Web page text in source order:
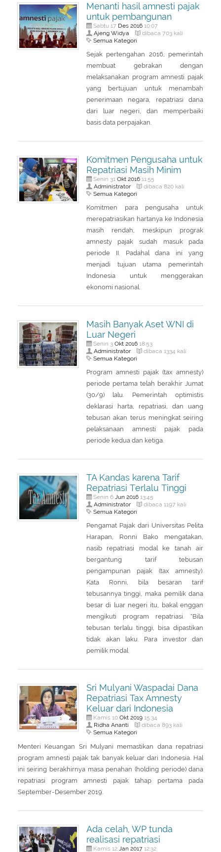
Menanti hasil amnesti pajak
untuk pembangunan
Sabtu 17 Des 201610:07
Ajeng Widya dibaca 703 kali
Semua Kategori
Sejak pertengahan 2016, pemerintah
membuat gebrakan dengan
melaksanakan program amnesti pajak
yang bertujuan untuk menambah
penerimaan negara, repatriasi dana
dari luar negeri, dan memperbaiki
basis data perpajakan.
Komitmen Pengusaha untuk
Repatriasi Masih Minim
Senin 31 Okt 201611:55
Administrator dibaca 820 kali
Semua Kategori
Komitmen para pengusaha untuk
merepatriasikan hartanya ke Indonesia
masih rendah, meskipun prograk
amnesty pajak sudah masuk pada
periode II. Padahal dana ini yang
menjadi tujuan utama pemerintah
Indonesia untuk menggerakan
ekonomi nasional.
Masih Banyak Aset WNI di
Luar Negeri
Senin 3 Okt 201618:53
Administrator dibaca 1334 kali
Semua Kategori
Program amnesti pajak (tax amnesty)
periode pertama telah berakhir Jumat
(30/9) lalu. Pemerintah optimistis
deklarasi harta, repatriasi, dan uang
tebusan akan terus meningkat seiring
pelaksanaan amnesti pajak pada
periode kedua dan ketiga.
TA Kandas karena Tarif
Repatriasi Terlalu Tinggi
Senin 6 Jun 201613:45
Administrator dibaca 1197 kali
Semua Kategori
Pengamat Pajak dari Universitas Pelita
Harapan, Ronni Bako mengatakan,
nasib repatriasi modal ke tanah air
bergantung tarif tebusan
pengampunan pajak (tax amnesty).
Kata Ronni, bila besaran tarif
tebusannya tinggi, maka pemilik dana
besar di luar negeri itu, bakal enggan
mengikuti program repatriasi. "Bila
tebusan terlalu tinggi, bisa dipastikan
tidak akan laku. Para investor dan
pemilik modal
Sri Mulyani Waspadai Dana
Repatriasi Tax Amnesty
Keluar dari Indonesia
Kamis 10 Okt 201915:34
Ridha Ananti dibaca 893 kali
Semua Kategori
Menteri Keuangan Sri Mulyani memastikan dana repatriasi
program amnesti pajak tak banyak keluar dari Indonesia. Hal
ini seiring berakhirnya masa penahan (holding periode) dana
repatriasi program amnesti pajak tahap pertama pada
September-Desember 2019.
Ada celah, WP tunda
realisasi repatriasi
Kamis 12 Jan 201712:32